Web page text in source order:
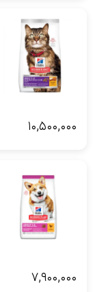
۱۰,۵۰۰,۰۰۰
۷,۹۰۰,۰۰۰